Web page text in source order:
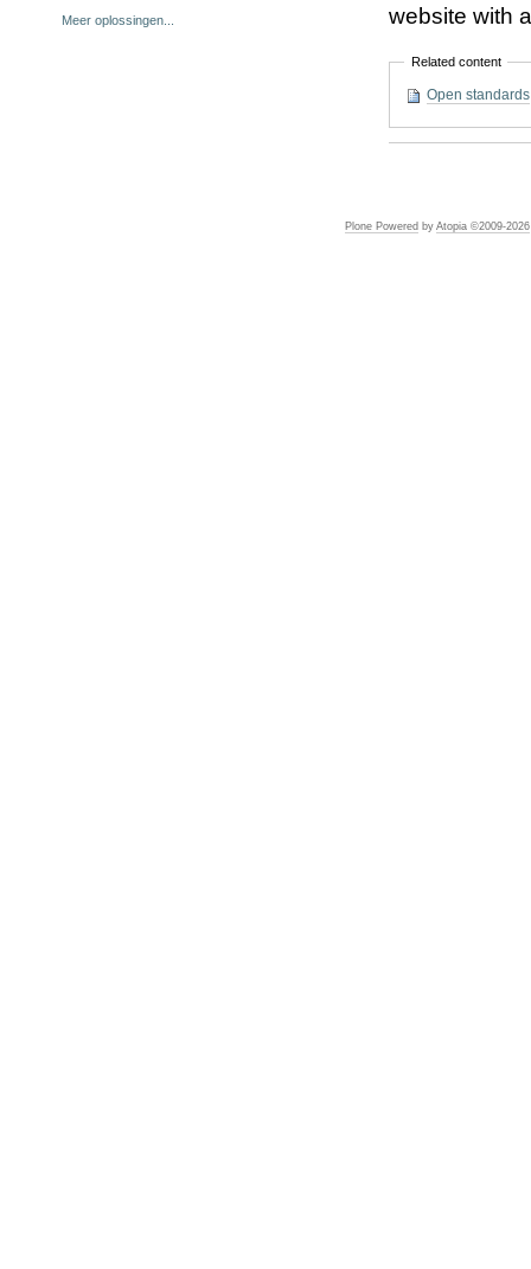
Meer oplossingen...
website with
Related content
Open standards
Plone Powered byAtopia ©2009-2026